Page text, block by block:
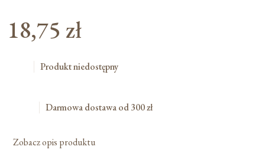
18,75 zł
Produkt niedostępny
Darmowa dostawa od 300 zł
Zobacz opis produktu